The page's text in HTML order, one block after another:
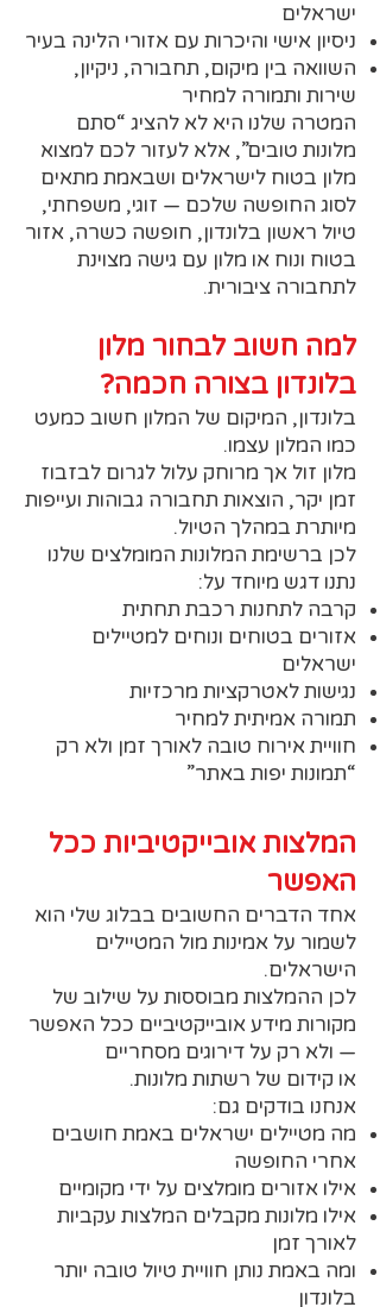
ישראלים
ניסיון אישי והיכרות עם אזורי הלינה בעיר
השוואה בין מיקום, תחבורה, ניקיון,
שירות ותמורה למחיר
המטרה שלנו היא לא להציג “סתם
מלונות טובים”, אלא לעזור לכם למצוא
מלון בטוח לישראלים ושבאמת מתאים
לסוג החופשה שלכם — זוגי, משפחתי,
טיול ראשון בלונדון, חופשה כשרה, אזור
בטוח ונוח או מלון עם גישה מצוינת
לתחבורה ציבורית.
למה חשוב לבחור מלון
בלונדון בצורה חכמה?
בלונדון, המיקום של המלון חשוב כמעט
כמו המלון עצמו.
מלון זול אך מרוחק עלול לגרום לבזבוז
זמן יקר, הוצאות תחבורה גבוהות ועייפות
מיותרת במהלך הטיול.
לכן ברשימת המלונות המומלצים שלנו
נתנו דגש מיוחד על:
קרבה לתחנות רכבת תחתית
אזורים בטוחים ונוחים למטיילים
ישראלים
נגישות לאטרקציות מרכזיות
תמורה אמיתית למחיר
חוויית אירוח טובה לאורך זמן ולא רק
“תמונות יפות באתר”
המלצות אובייקטיביות ככל
האפשר
אחד הדברים החשובים בבלוג שלי הוא
לשמור על אמינות מול המטיילים
הישראלים.
לכן ההמלצות מבוססות על שילוב של
מקורות מידע אובייקטיביים ככל האפשר
— ולא רק על דירוגים מסחריים
או קידום של רשתות מלונות.
אנחנו בודקים גם:
מה מטיילים ישראלים באמת חושבים
אחרי החופשה
אילו אזורים מומלצים על ידי מקומיים
אילו מלונות מקבלים המלצות עקביות
לאורך זמן
ומה באמת נותן חוויית טיול טובה יותר
בלונדון